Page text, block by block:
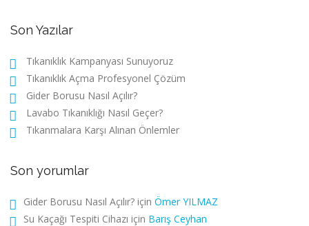
Son Yazılar
Tıkanıklık Kampanyası Sunuyoruz
Tıkanıklık Açma Profesyonel Çözüm
Gider Borusu Nasıl Açılır?
Lavabo Tıkanıklığı Nasıl Geçer?
Tıkanmalara Karşı Alınan Önlemler
Son yorumlar
Gider Borusu Nasıl Açılır?için Ömer YILMAZ
Su Kaçağı Tespiti Cihazı için Barış Ceyhan